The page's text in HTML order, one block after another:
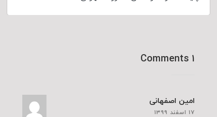
۱ Comments
امین اصفهانی
۱۷ اسفند ۱۳۹۹